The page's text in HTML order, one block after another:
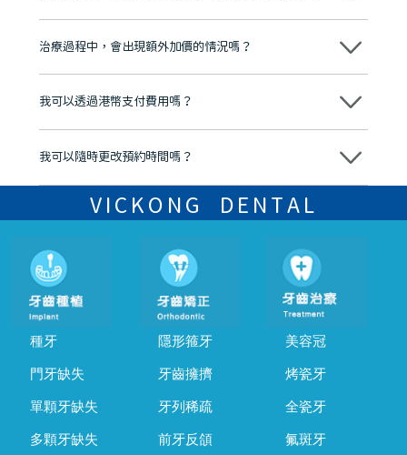
至今已服務超過三十個國家和地區的顧客，受到粵港澳大灣區及周邊城
市市民極高的口碑評價及信任推薦 珠海、深圳設有八大分院，香港亦設
有咨詢及服務保障中心，有任何問題都可以隨時預約免費咨詢，讓人十
不會！只要未開始實際服務之前，你不會被收取任何費用。
治療過程中，會出現額外加價的情況嗎？
不會，治療前我們會詳細說明治療方案及對應的價錢，顧客同意並簽字
我可以透過港幣支付費用嗎？
可以。維港口腔會按照當日匯率轉算收取費用，而匯率會及時告知客人
我可以隨時更改預約時間嗎？
可以，請盡早通過wechat或whatsapp聯絡我們，告知我們你原本預約
的時間及資料，並且重新預約的日期及時段
VICKONG DENTAL
種牙
門牙缺失
單顆牙缺失
多顆牙缺失
隱形箍牙
牙齒擁擠
牙列稀疏
前牙反頜
美容冠
烤瓷牙
全瓷牙
氟斑牙